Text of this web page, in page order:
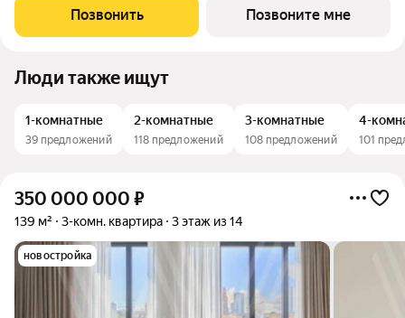
площадью 3,7 га расположен на Кутузовском проспекте и
воплощает новую
Позвонить Позвоните мне
Люди также ищут
1-комнатные
39 предложений
2-комнатные
118 предложений
3-комнатные
108 предложений
4-
101
350 000 000 ₽
139 м² 3-комн. квартира 3 этаж из 14
новостройка